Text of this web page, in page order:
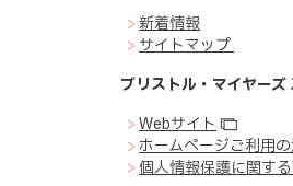
>新着情報
> サイトマップ
ブリストル・マイヤー
>Webサイト
> ホームページご利用
>個人情報保護に関す